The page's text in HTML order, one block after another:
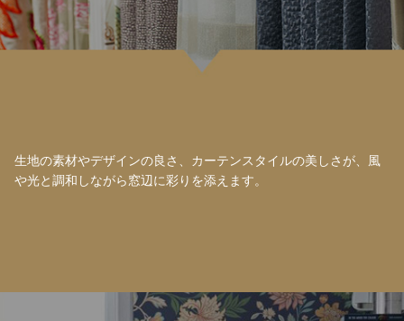
生地の素材やデザインの良さ、カーテンスタイルの美しさが、風
や光と調和しながら窓辺に彩りを添えます。